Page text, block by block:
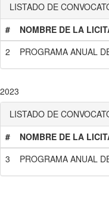
LISTADO DE
#
NOMBRE DE LA
2
PROGRAMA ANUAL
2023
LISTADO DE
#
NOMBRE DE LA
3
PROGRAMA ANUAL